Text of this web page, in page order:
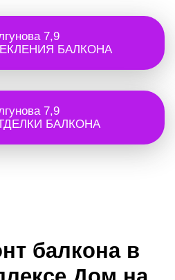
7,9
БАЛКОНА
7,9
БАЛКОНА
балкона в